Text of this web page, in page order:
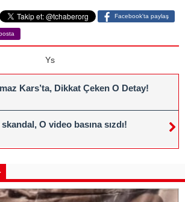
Facebook'ta paylaş
Ys
Kars’ta, Dikkat Çeken O Detay!
skandal, O video basına sızdı!